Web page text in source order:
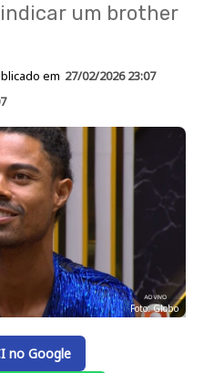
um brother
em 27/02/2026 23:07
Foto: Globo
no Google